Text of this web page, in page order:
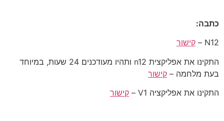
כתבה:
N12 –
קישור
התקינו את אפליקצית n12 ותהיו מעודכנים 24 שעות, במיוחד
בעת מלחמה – קישור
התקינו את אפליקציה V1 –
קישור